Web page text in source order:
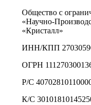
Общество с
«Научно-
«Кристалл»
ИНН/КПП
ОГРН
Р/С
К/С